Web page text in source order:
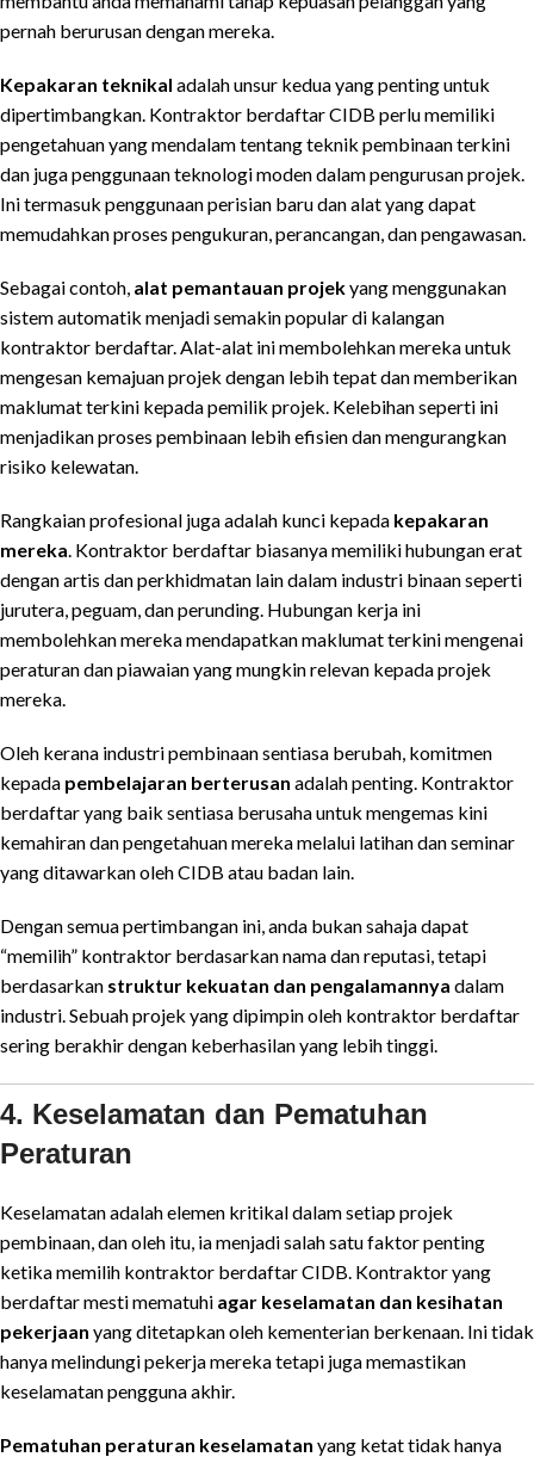
pernah berurusan dengan mereka.
Kepakaran teknikal adalah unsur kedua yang penting untuk
dipertimbangkan. Kontraktor berdaftar CIDB perlu memiliki
pengetahuan yang mendalam tentang teknik pembinaan terkini
dan juga penggunaan teknologi moden dalam pengurusan projek.
Ini termasuk penggunaan perisian baru dan alat yang dapat
memudahkan proses pengukuran, perancangan, dan pengawasan.
Sebagai contoh, alat pemantauan projekyang menggunakan
sistem automatik menjadi semakin popular di kalangan
kontraktor berdaftar. Alat-alat ini membolehkan mereka untuk
mengesan kemajuan projek dengan lebih tepat dan memberikan
maklumat terkini kepada pemilik projek. Kelebihan seperti ini
menjadikan proses pembinaan lebih efisien dan mengurangkan
risiko kelewatan.
Rangkaian profesional juga adalah kunci kepada kepakaran
mereka . Kontraktor berdaftar biasanya memiliki hubungan erat
dengan artis dan perkhidmatan lain dalam industri binaan seperti
jurutera, peguam, dan perunding. Hubungan kerja ini
membolehkan mereka mendapatkan maklumat terkini mengenai
peraturan dan piawaian yang mungkin relevan kepada projek
mereka.
Oleh kerana industri pembinaan sentiasa berubah, komitmen
kepada pembelajaran berterusan adalah penting. Kontraktor
berdaftar yang baik sentiasa berusaha untuk mengemas kini
kemahiran dan pengetahuan mereka melalui latihan dan seminar
yang ditawarkan oleh CIDB atau badan lain.
Dengan semua pertimbangan ini, anda bukan sahaja dapat
“memilih” kontraktor berdasarkan nama dan reputasi, tetapi
berdasarkan struktur kekuatan dan pengalamannya dalam
industri. Sebuah projek yang dipimpin oleh kontraktor berdaftar
sering berakhir dengan keberhasilan yang lebih tinggi.
4. Keselamatan dan Pematuhan
Peraturan
Keselamatan adalah elemen kritikal dalam setiap projek
pembinaan, dan oleh itu, ia menjadi salah satu faktor penting
ketika memilih kontraktor berdaftar CIDB. Kontraktor yang
berdaftar mesti mematuhi agar keselamatan dan kesihatan
pekerjaan yang ditetapkan oleh kementerian berkenaan. Ini tidak
hanya melindungi pekerja mereka tetapi juga memastikan
keselamatan pengguna akhir.
Pematuhan peraturan keselamatan yang ketat tidak hanya